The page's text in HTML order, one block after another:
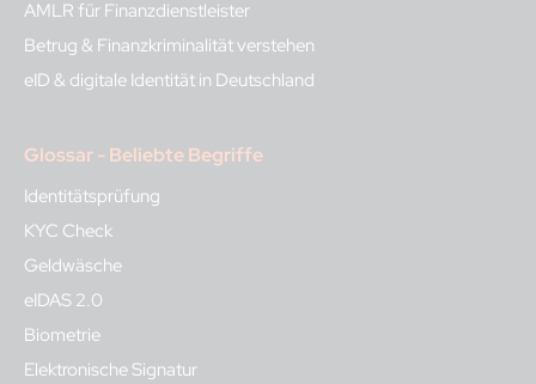
AMLR für Finanzdienstleister
Betrug & Finanzkriminalität verstehen
eID & digitale Identität in Deutschland
Glossar - Beliebte Begriffe
Identitätsprüfung
KYC Check
Geldwäsche
eIDAS 2.0
Biometrie
Elektronische Signatur